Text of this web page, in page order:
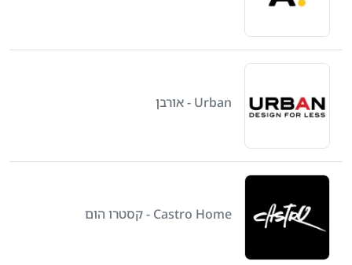
Urban - אורבן
Castro Home - קסטרו הום